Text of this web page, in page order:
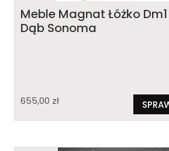
Meble Magnat Łóżko
Dąb Sonoma
655,00 zł